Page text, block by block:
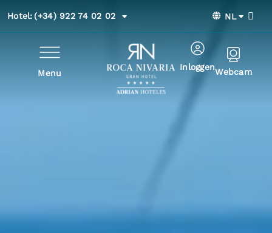
Hotel: (+34) 922 74 02 02 NL
Menu
InloggenWebcam